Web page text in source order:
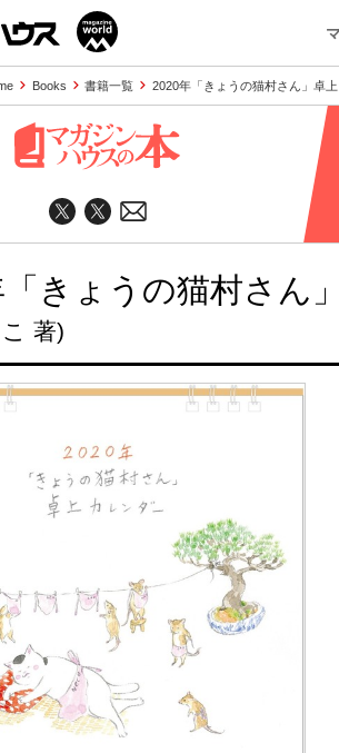
Books 書籍一覧 2020年「きょうの猫村さん」卓
きょうの猫村さん
著)